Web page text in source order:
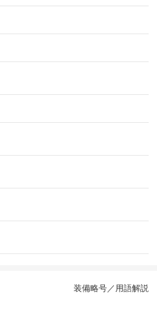
装備略号／用語解説